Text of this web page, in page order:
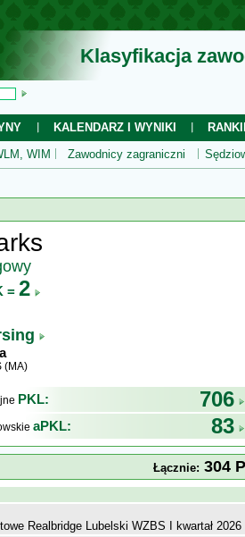
Klasyfikacja
KALENDARZ I WYNIKI
WIM Zawodnicy zagraniczni
= 2
(MA)
PKL: 706
aPKL: 83
Łącznie: 304
Realbridge Lubelski WZBS I kwartał 2026